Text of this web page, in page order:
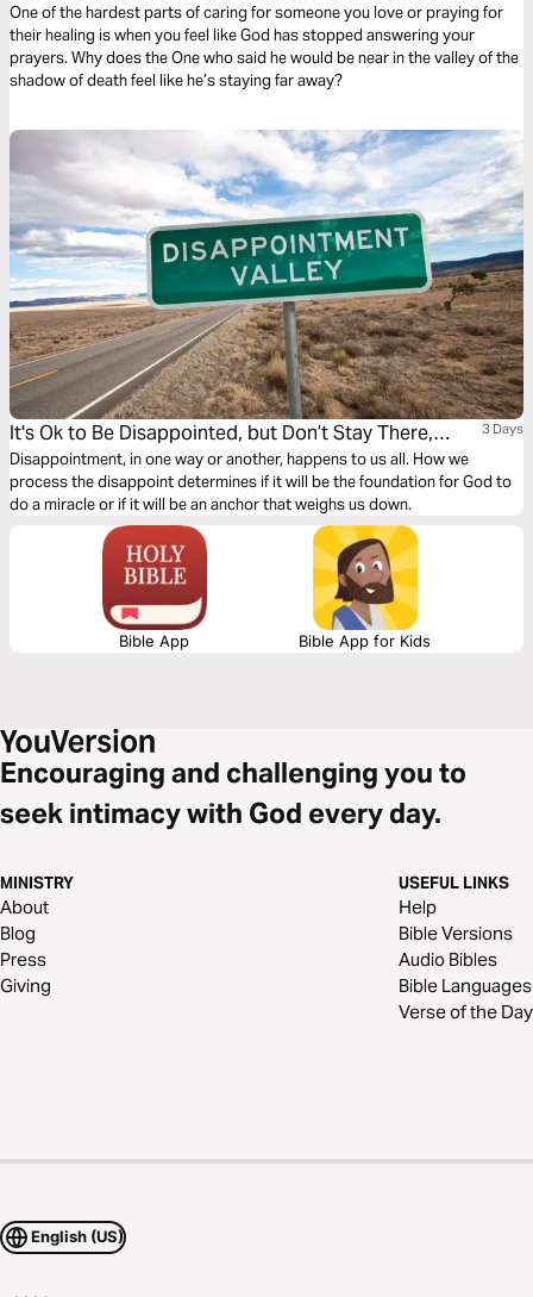
Grief
One of the hardest parts of caring for someone you love or praying for
their healing is when you feel like God has stopped answering your
prayers. Why does the One who said he would be near in the valley of the
shadow of death feel like he’s staying far away?
It's Ok to Be Disappointed, but Don’t Stay There,
Overcome!
3 Days
Disappointment, in one way or another, happens to us all. How we
process the disappoint determines if it will be the foundation for God to
do a miracle or if it will be an anchor that weighs us down.
Bible App Bible App for Kids
Encouraging and challenging you to
seek intimacy with God every day.
MINISTRY
About
Blog
Press
Giving
USEFUL LINKS
Help
Bible Versions
Audio Bibles
Bible Languages
Verse of the Day
English (US)